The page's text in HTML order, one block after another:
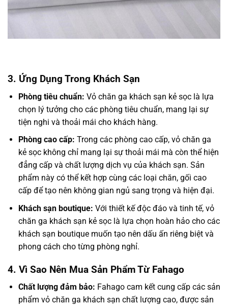
3. Ứng Dụng Trong Khách Sạn
Phòng tiêu chuẩn: Vỏ chăn ga khách sạn kẻ sọc là lựa
chọn lý tưởng cho các phòng tiêu chuẩn, mang lại sự
tiện nghi và thoải mái cho khách hàng.
Phòng cao cấp: Trong các phòng cao cấp, vỏ chăn ga
kẻ sọc không chỉ mang lại sự thoải mái mà còn thể hiện
đẳng cấp và chất lượng dịch vụ của khách sạn. Sản
phẩm này có thể kết hợp cùng các loại chăn, gối cao
cấp để tạo nên không gian ngủ sang trọng và hiện đại.
Khách sạn boutique: Với thiết kế độc đáo và tinh tế, vỏ
chăn ga khách sạn kẻ sọc là lựa chọn hoàn hảo cho các
khách sạn boutique muốn tạo nên dấu ấn riêng biệt và
phong cách cho từng phòng nghỉ.
4. Vì Sao Nên Mua Sản Phẩm Từ Fahago
Chất lượng đảm bảo: Fahago cam kết cung cấp các sản
phẩm vỏ chăn ga khách sạn chất lượng cao, được sản